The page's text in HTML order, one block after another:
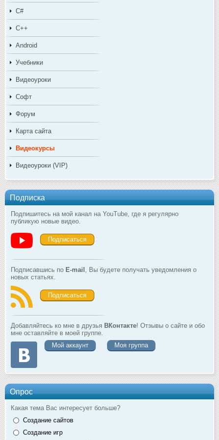
C#
C++
Android
Учебники
Видеоуроки
Софт
Форум
Карта сайта
Видеокурсы
Видеоуроки (VIP)
Подписка
Подпишитесь на мой канал на YouTube, где я регулярно
публикую новые видео.
Подписаться
Подписавшись по E-mail , Вы будете получать уведомления о
новых статьях.
Подписаться
Добавляйтесь ко мне в друзья ВКонтакте! Отзывы о сайте и обо
мне оставляйте в моей группе.
Мой аккаунт
Моя группа
Опрос
Какая тема Вас интересует больше?
Создание сайтов
Создание игр